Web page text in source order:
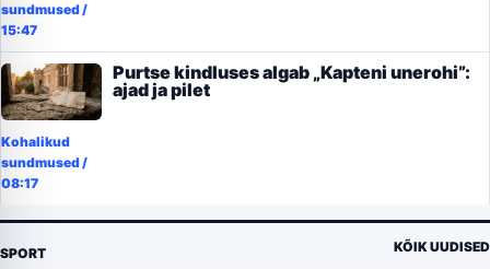
sundmused/
15:47
Purtse kindluses algab „Kapteni unerohi”:
ajad ja pilet
Kohalikud
sundmused/
08:17
SPORT KÕIK UUDISED